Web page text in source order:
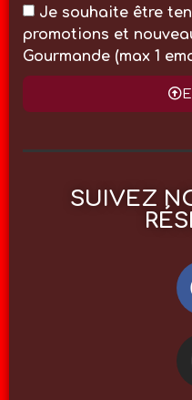
Je souhaite être
promotions et
Gourmande (max 1
SUIVEZ